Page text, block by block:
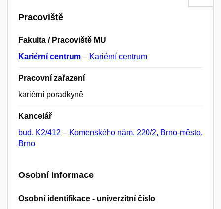
Pracoviště
Fakulta / Pracoviště MU
Kariérní centrum – Kariérní centrum
Pracovní zařazení
kariérní poradkyně
Kancelář
bud. K2/412 – Komenského nám. 220/2, Brno-město,
Brno
Osobní informace
Osobní identifikace - univerzitní číslo